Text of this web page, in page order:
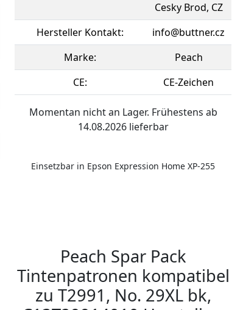
Cesky Brod, CZ
Hersteller Kontakt:
info@buttner.cz
Marke:
Peach
CE:
CE-Zeichen
Momentan nicht an Lager. Frühestens ab
14.08.2026 lieferbar
Einsetzbar in Epson Expression Home XP-255
Peach Spar Pack
Tintenpatronen kompatibel
zu T2991, No. 29XL bk,